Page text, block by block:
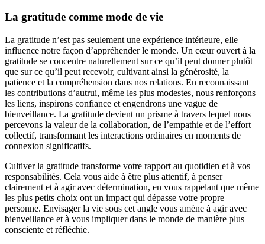
La gratitude comme mode de vie
La gratitude n’est pas seulement une expérience intérieure, elle
influence notre façon d’appréhender le monde. Un cœur ouvert à la
gratitude se concentre naturellement sur ce qu’il peut donner plutôt
que sur ce qu’il peut recevoir, cultivant ainsi la générosité, la
patience et la compréhension dans nos relations. En reconnaissant
les contributions d’autrui, même les plus modestes, nous renforçons
les liens, inspirons confiance et engendrons une vague de
bienveillance. La gratitude devient un prisme à travers lequel nous
percevons la valeur de la collaboration, de l’empathie et de l’effort
collectif, transformant les interactions ordinaires en moments de
connexion significatifs.
Cultiver la gratitude transforme votre rapport au quotidien et à vos
responsabilités. Cela vous aide à être plus attentif, à penser
clairement et à agir avec détermination, en vous rappelant que même
les plus petits choix ont un impact qui dépasse votre propre
personne. Envisager la vie sous cet angle vous amène à agir avec
bienveillance et à vous impliquer dans le monde de manière plus
consciente et réfléchie.